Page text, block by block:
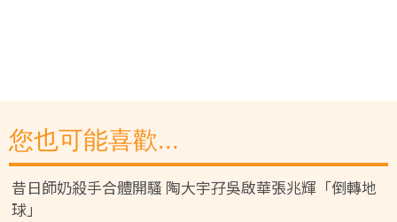
您也可能喜歡...
昔日師奶殺手合體開騷 陶大宇孖吳啟華張兆輝「倒轉地
球」